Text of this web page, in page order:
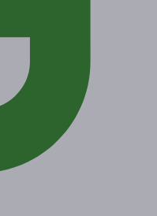
Вопросы
до 29.05.2021